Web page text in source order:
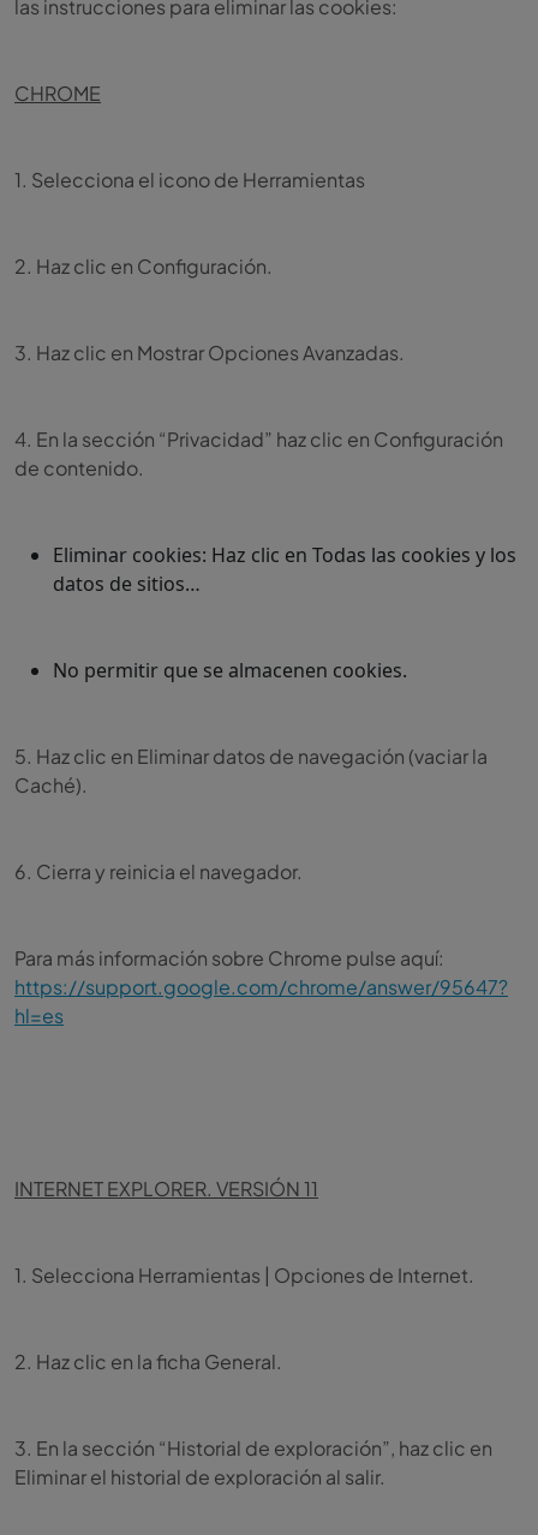
las instrucciones para eliminar las cookies:
CHROME
1. Selecciona el icono de Herramientas
2. Haz clic en Configuración.
3. Haz clic en Mostrar Opciones Avanzadas.
4. En la sección “Privacidad” haz clic en Configuración
de contenido.
Eliminar cookies: Haz clic en Todas las cookies y los
datos de sitios…
No permitir que se almacenen cookies.
5. Haz clic en Eliminar datos de navegación (vaciar la
Caché).
6. Cierra y reinicia el navegador.
Para más información sobre Chrome pulse aquí:
https://support.google.com/chrome/answer/95647?
hl=es
INTERNET EXPLORER. VERSIÓN 11
1. Selecciona Herramientas | Opciones de Internet.
2. Haz clic en la ficha General.
3. En la sección “Historial de exploración”, haz clic en
Eliminar el historial de exploración al salir.